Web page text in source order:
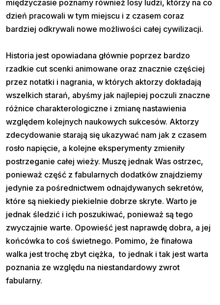
międzyczasie poznamy również losy ludzi, którzy na co
dzień pracowali w tym miejscu i z czasem coraz
bardziej odkrywali nowe możliwości całej cywilizacji.
Historia jest opowiadana głównie poprzez bardzo
rzadkie cut scenki animowane oraz znacznie częściej
przez notatki i nagrania, w których aktorzy dokładają
wszelkich starań, abyśmy jak najlepiej poczuli znaczne
różnice charakterologiczne i zmianę nastawienia
względem kolejnych naukowych sukcesów. Aktorzy
zdecydowanie starają się ukazywać nam jak z czasem
rosło napięcie, a kolejne eksperymenty zmieniły
postrzeganie całej wieży. Muszę jednak Was ostrzec,
ponieważ część z fabularnych dodatków znajdziemy
jedynie za pośrednictwem odnajdywanych sekretów,
które są niekiedy piekielnie dobrze skryte. Warto je
jednak śledzić i ich poszukiwać, ponieważ są tego
zwyczajnie warte. Opowieść jest naprawdę dobra, a jej
końcówka to coś świetnego. Pomimo, że finałowa
walka jest trochę zbyt ciężka, to jednak i tak jest warta
poznania ze względu na niestandardowy zwrot
fabularny.